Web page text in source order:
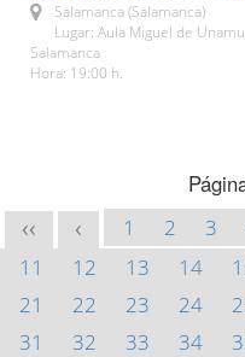
Salamanca (Salamanca)
Lugar: Aula Miguel de
Salamanca
Hora: 19:00 h.
<< < 1 2 3
11
12 13 14
21
22 23 24
31
32 33 34